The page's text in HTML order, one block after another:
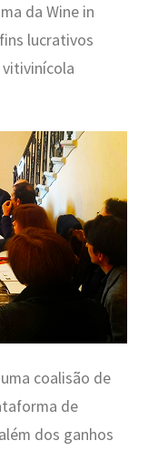
da Wine in
lucrativos
coalisão de
de
dos ganhos